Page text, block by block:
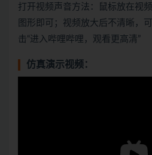
打开视频声音方法：鼠标放在视
图形即可；视频放大后不清晰，
击“进入哔哩哔哩，观看更高清”
仿真演示视频：